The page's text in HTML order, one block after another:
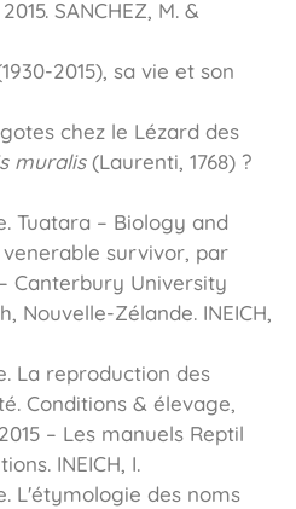
SANCHEZ, M. &
2015), sa vie et son
chez le Lézard des
muralis(Laurenti, 1768) ?
Tuatara – Biology and
survivor, par
Canterbury University
Nouvelle-Zélande. INEICH,
La reproduction des
Conditions & élevage,
– Les manuels Reptil
INEICH, I.
Lʼétymologie des noms